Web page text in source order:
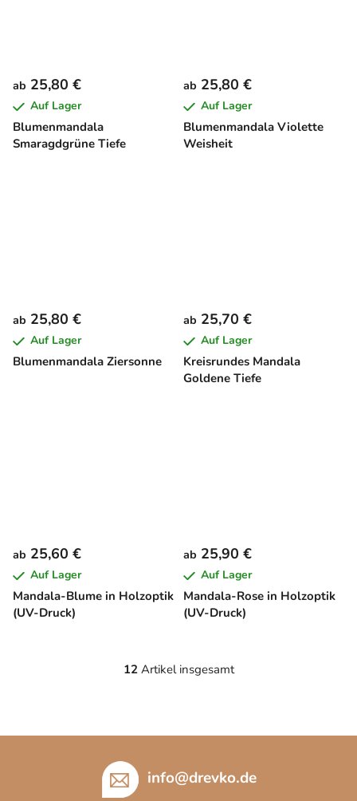
Blumenmandala
Smaragdgrüne Tiefe
ab 25,80 €
Auf Lager
Blumenmandala Violette
Weisheit
ab 25,80 €
Auf Lager
Blumenmandala Ziersonne
ab 25,80 €
Auf Lager
Kreisrundes Mandala
Goldene Tiefe
ab 25,70 €
Auf Lager
Mandala-Blume in Holzoptik
(UV-Druck)
ab 25,60 €
Auf Lager
Mandala-Rose in Holzoptik
(UV-Druck)
ab 25,90 €
Auf Lager
S
e
12Artikel insgesamt
info@drevko.de